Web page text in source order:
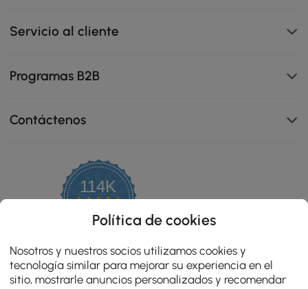
Servicio al cliente
Programas B2B
Contáctenos
114K
4.8
star
rating
OPINIONES CERTIFICADAS
Política de cookies
Nosotros y nuestros socios utilizamos cookies y
tecnología similar para mejorar su experiencia en el
sitio, mostrarle anuncios personalizados y recomendar